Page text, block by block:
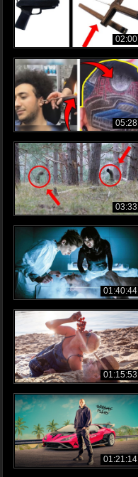
02:00
05:28
03:33
01:40:44
01:15:53
01:21:14